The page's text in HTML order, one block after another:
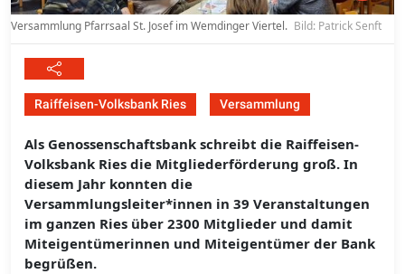
Versammlung Pfarrsaal St. Josef im Wemdinger Viertel. Bild: Patrick Senft
Raiffeisen-Volksbank Ries Versammlung
Als Genossenschaftsbank schreibt die Raiffeisen-
Volksbank Ries die Mitgliederförderung groß. In
diesem Jahr konnten die
Versammlungsleiter*innen in 39 Veranstaltungen
im ganzen Ries über 2300 Mitglieder und damit
Miteigentümerinnen und Miteigentümer der Bank
begrüßen.